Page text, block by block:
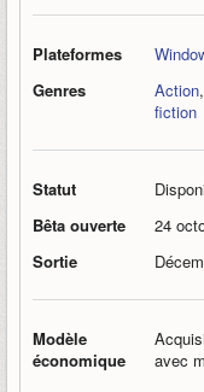
Plateformes
Genres
Action,
fiction
Statut
Bêta ouverte
24
Sortie
Modèle
économique
avec